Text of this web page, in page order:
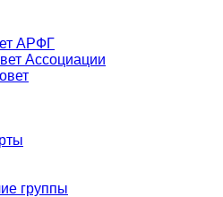
АРФГ
Ассоциации
группы